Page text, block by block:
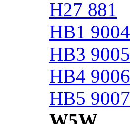
H27 881
HB1 9004
HB3 9005
HB4 9006
HB5 9007